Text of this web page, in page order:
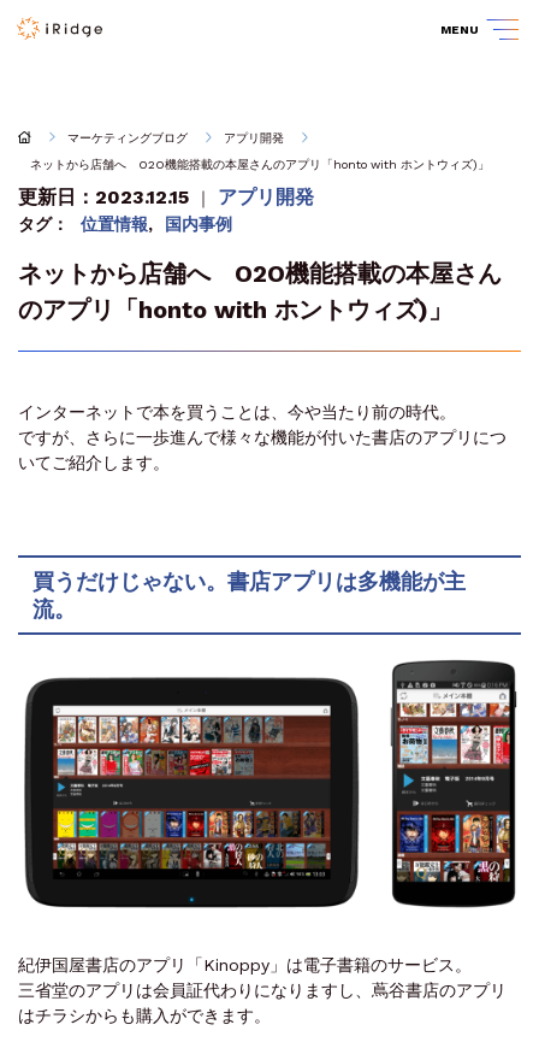
MENU
マーケティングブログ
アプリ開発
ネットから店舗へ O2O機能搭載の本屋さんのアプリ「honto with ホントウィズ)」
更新日：2023.12.15 ｜ アプリ開発
タグ： 位置情報, 国内事例
ネットから店舗へ O2O機能搭載の本屋さん
のアプリ「honto with ホントウィズ)」
インターネットで本を買うことは、今や当たり前の時代。
ですが、さらに一歩進んで様々な機能が付いた書店のアプリにつ
いてご紹介します。
買うだけじゃない。書店アプリは多機能が主
流。
紀伊国屋書店のアプリ「Kinoppy」は電子書籍のサービス。
三省堂のアプリは会員証代わりになりますし、蔦谷書店のアプリ
はチラシからも購入ができます。